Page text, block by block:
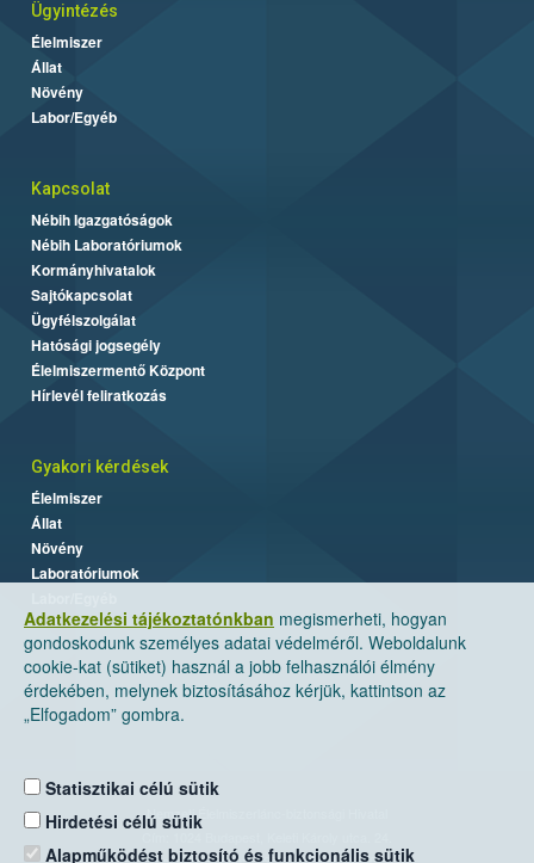
Adatkezelési tájékoztatónkban megismerheti, hogyan
gondoskodunk személyes adatai védelméről. Weboldalunk
cookie-kat (sütiket) használ a jobb felhasználói élmény
érdekében, melynek biztosításához kérjük, kattintson az
„Elfogadom” gombra.
Statisztikai célú sütik
Hirdetési célú sütik
Alapműködést biztosító és funkcionális sütik
Ügyintézés
Élelmiszer
Állat
Növény
Labor/Egyéb
Kapcsolat
Nébih Igazgatóságok
Nébih Laboratóriumok
Kormányhivatalok
Sajtókapcsolat
Ügyfélszolgálat
Hatósági jogsegély
Élelmiszermentő Központ
Hírlevél feliratkozás
Gyakori kérdések
Élelmiszer
Állat
Növény
Laboratóriumok
Nemzeti Élelmiszerlánc-biztonsági Hivatal